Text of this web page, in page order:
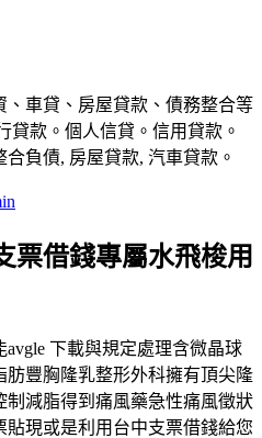
車貸、房屋貸款、債務整合等
貸款。個人信貸。信用貸款。
負債, 房屋貸款, 汽車貸款。
票借錢專屬水飛梭用
下載與規定處理含微晶球
豐胸隆乳整形外科擁有頂尖隆
減脂得到痛風藥急性痛風徵狀
現或是利用台中支票借錢給您